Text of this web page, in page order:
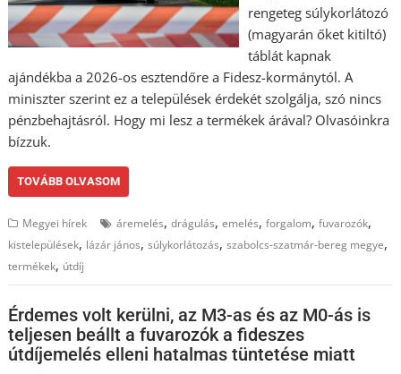
rengeteg súlykorlátozó
(magyarán őket kitiltó)
táblát kapnak
ajándékba a 2026-os esztendőre a Fidesz-kormánytól. A
miniszter szerint ez a települések érdekét szolgálja, szó nincs
pénzbehajtásról. Hogy mi lesz a termékek árával? Olvasóinkra
bízzuk.
TOVÁBB OLVASOM
Megyei hírek áremelés,drágulás,emelés,forgalom,fuvarozók,
kistelepülések, lázár jános,súlykorlátozás,szabolcs-szatmár-bereg megye,
termékek, útdíj
Érdemes volt kerülni, az M3-as és az M0-ás is
teljesen beállt a fuvarozók a fideszes
útdíjemelés elleni hatalmas tüntetése miatt